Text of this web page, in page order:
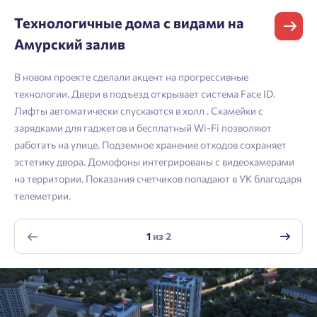
Телефон
Email
Согласен на обработку персональных данных
Согласен получать информационную рассылку
Отправить
Технологичные дома с видами на
Амурский залив
В новом проекте сделали акцент на прогрессивные
технологии. Двери в подъезд открывает система Face ID.
Лифты автоматически спускаются в холл . Скамейки с
зарядками для гаджетов и бесплатный Wi-Fi позволяют
работать на улице. Подземное хранение отходов сохраняет
эстетику двора. Домофоны интегрированы с видеокамерами
на территории. Показания счетчиков попадают в УК благодаря
телеметрии.
1из2
Согласен получать информационную рассылку
Отправить
Личный кабинет
Введите номер телефона, чтобы войти или
зарегистрироваться.
Телефон
Нажимая кнопку «Отправить», вы даёте согласие на обработку
персональных данных.
Личный кабинет
Мы отправили код на номер .
Выслать код повторно через 00:58.
Астрахань